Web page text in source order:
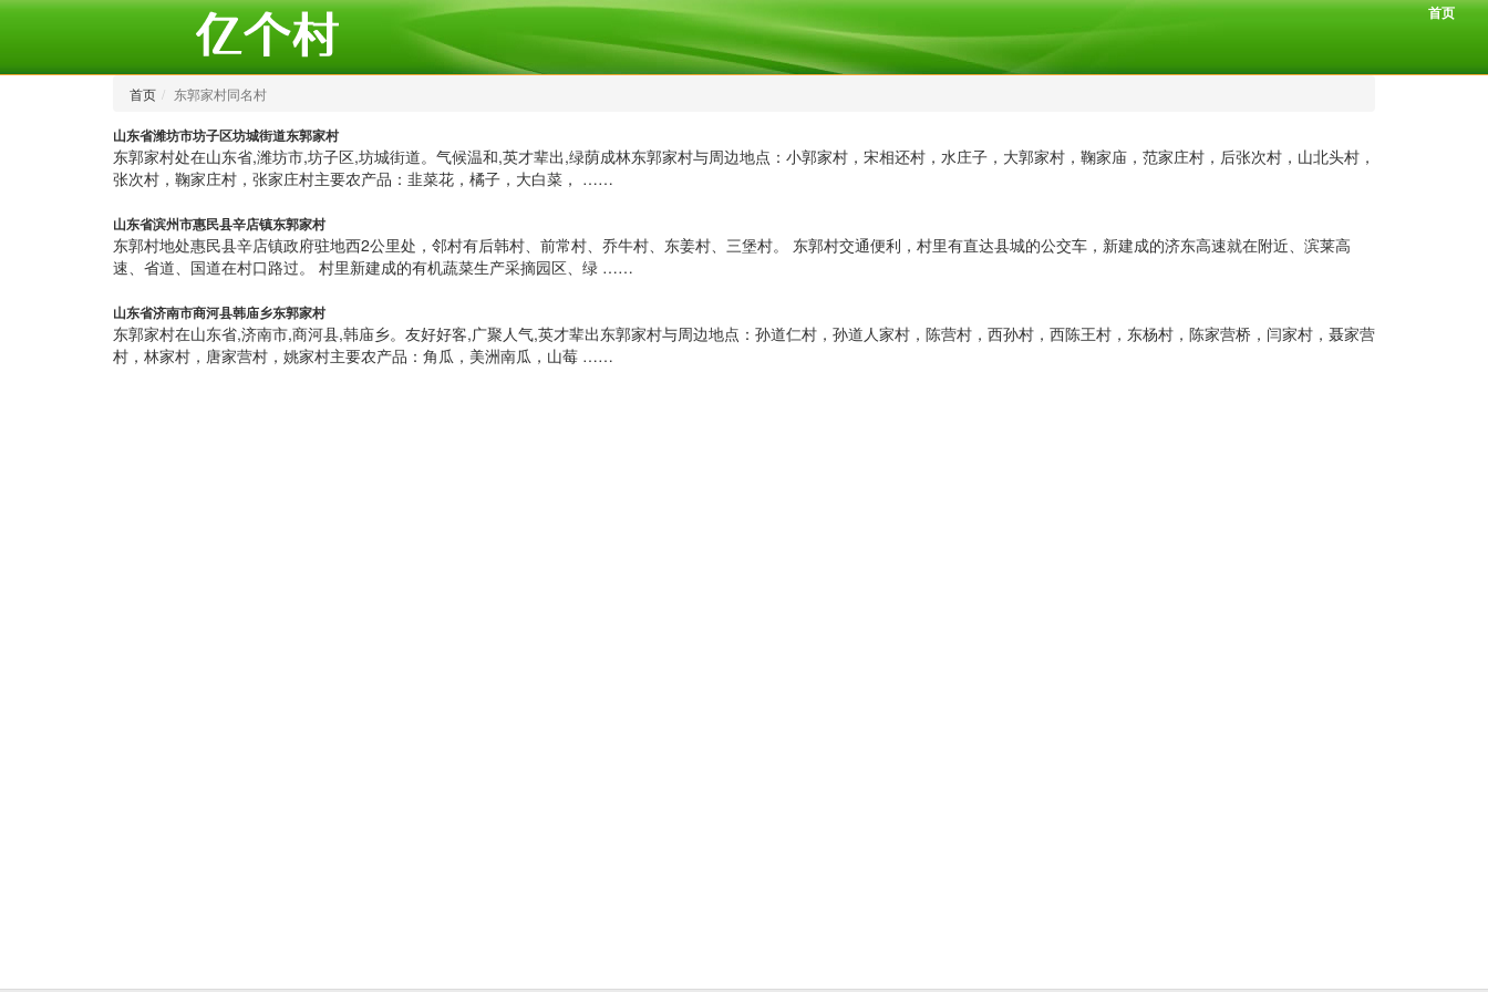
首页
首页 东郭家村同名村
山东省潍坊市坊子区坊城街道东郭家村
东郭家村处在山东省,潍坊市,坊子区,坊城街道。气候温和,英才辈出,绿荫成林东郭家村与周边地点：小郭家村，宋相还村，水庄子，大郭家村，鞠家庙，范家庄村，后张次村，山北头村，
张次村，鞠家庄村，张家庄村主要农产品：韭菜花，橘子，大白菜， ……
山东省滨州市惠民县辛店镇东郭家村
东郭村地处惠民县辛店镇政府驻地西2公里处，邻村有后韩村、前常村、乔牛村、东姜村、三堡村。 东郭村交通便利，村里有直达县城的公交车，新建成的济东高速就在附近、滨莱高
速、省道、国道在村口路过。 村里新建成的有机蔬菜生产采摘园区、绿 ……
山东省济南市商河县韩庙乡东郭家村
东郭家村在山东省,济南市,商河县,韩庙乡。友好好客,广聚人气,英才辈出东郭家村与周边地点：孙道仁村，孙道人家村，陈营村，西孙村，西陈王村，东杨村，陈家营桥，闫家村，聂家营
村，林家村，唐家营村，姚家村主要农产品：角瓜，美洲南瓜，山莓 ……